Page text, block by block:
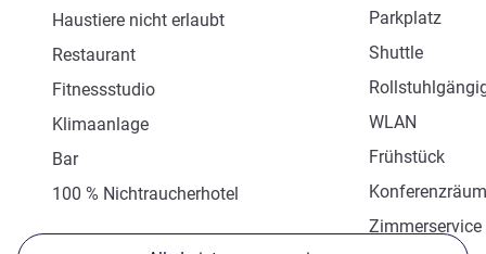
Parkplatz
Haustiere nicht erlaubt
Shuttle
Restaurant
Fitnessstudio
WLAN
Klimaanlage
Frühstück
Bar
100 % Nichtraucherhotel
Zimmerservice